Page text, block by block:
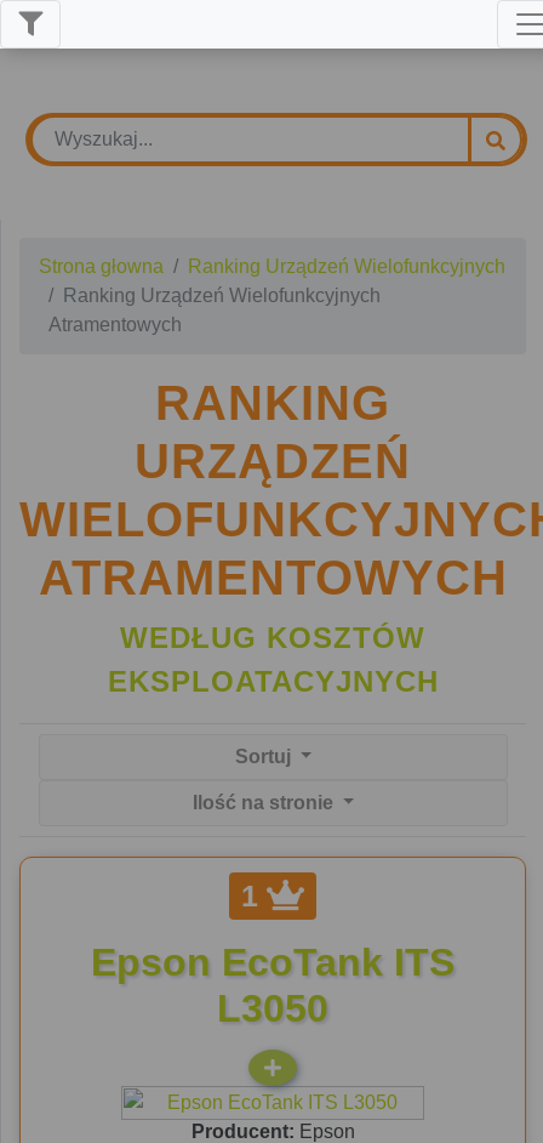
Strona głowna
Ranking Urządzeń Wielofunkcyjnych
Ranking Urządzeń Wielofunkcyjnych
Atramentowych
RANKING
URZĄDZEŃ
ATRAMENTOWYCH
WEDŁUG KOSZTÓW
EKSPLOATACYJNYCH
Sortuj
Ilość na stronie
1
Epson EcoTank ITS
L3050
Producent: Epson